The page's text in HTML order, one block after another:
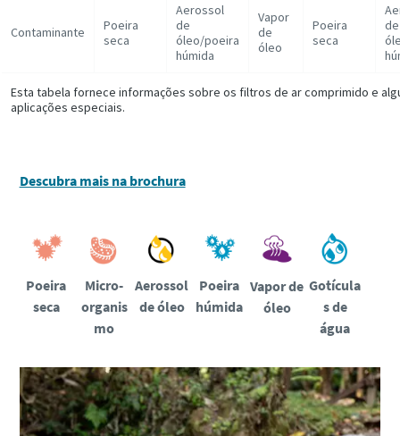
Contaminante
Poeira
seca
Aerossol
de
óleo/poeira
húmida
Vapor
de
óleo
Poeira
seca
de
Esta tabela fornece informações sobre os filtros de ar comprimido e
aplicações especiais.
Descubra mais na brochura
Poeira
seca
Micro-
organis
mo
Aerossol
de óleo
Poeira
húmida
Vapor de
óleo
Gotícula
s de
água